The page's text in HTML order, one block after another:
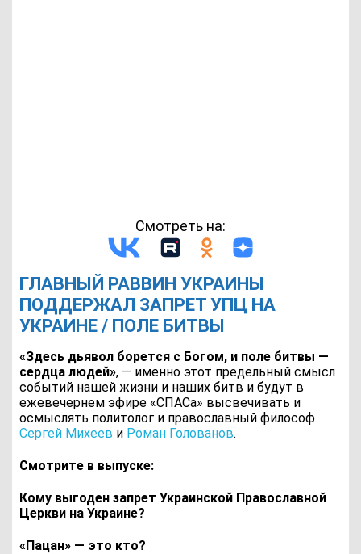
Смотреть на:
ГЛАВНЫЙ РАВВИН УКРАИНЫ
ПОДДЕРЖАЛ ЗАПРЕТ УПЦ НА
УКРАИНЕ / ПОЛЕ БИТВЫ
«Здесь дьявол борется с Богом, и поле битвы —
сердца людей», — именно этот предельный смысл
событий нашей жизни и наших битв и будут в
ежевечернем эфире «СПАСа» высвечивать и
осмыслять политолог и православный философ
Сергей Михеев и Роман Голованов.
Смотрите в выпуске:
Кому выгоден запрет Украинской Православной
Церкви на Украине?
«Пацан» — это кто?